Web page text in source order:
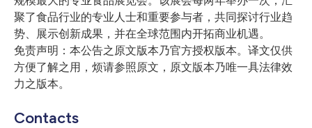
聚了食品行业的专业人士和重要参与者，共同探讨行业趋
势、展示创新成果，并在全球范围内开拓商业机遇。
免责声明：本公告之原文版本乃官方授权版本。译文仅供
方便了解之用，烦请参照原文，原文版本乃唯一具法律效
力之版本。
Contacts